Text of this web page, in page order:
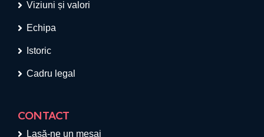
Viziuni și valori
Echipa
Istoric
Cadru legal
CONTACT
Lasă-ne un mesaj